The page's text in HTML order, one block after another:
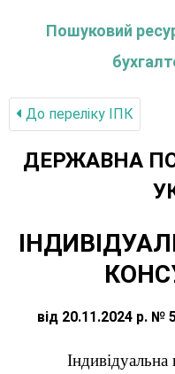
Пошуковий
До переліку IПК
ДЕРЖАВНА
від 20.11.2024 р. №
Індивідуальна